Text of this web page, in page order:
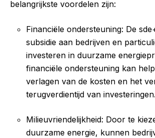
belangrijkste voordelen zijn:
Financiële ondersteuning: De
subsidie aan bedrijven en
investeren in duurzame
financiële ondersteuning kan
verlagen van de kosten en het
terugverdientijd van investeringen.
Milieuvriendelijkheid: Door te
duurzame energie, kunnen